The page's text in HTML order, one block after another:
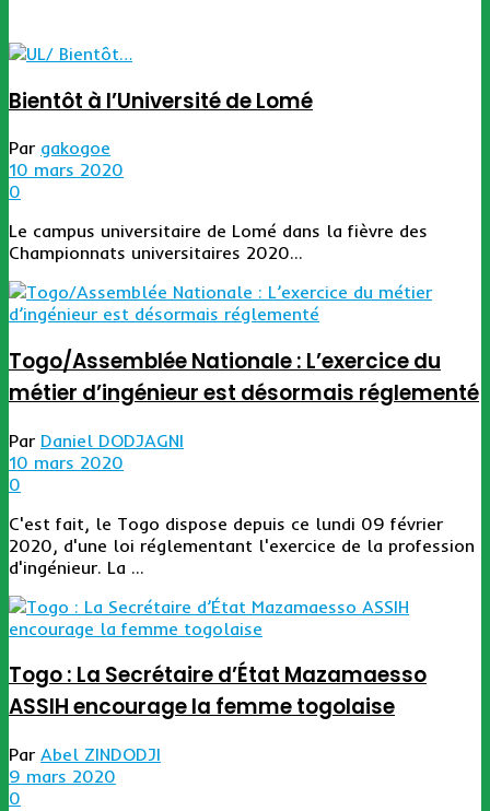
Bientôt à l’Université de Lomé
Par gakogoe
10 mars 2020
0
Le campus universitaire de Lomé dans la fièvre des
Championnats universitaires 2020...
Togo/Assemblée Nationale : L’exercice du
métier d’ingénieur est désormais réglementé
Par Daniel DODJAGNI
10 mars 2020
0
C'est fait, le Togo dispose depuis ce lundi 09 février
2020, d'une loi réglementant l'exercice de la profession
d'ingénieur. La ...
Togo : La Secrétaire d’État Mazamaesso
ASSIH encourage la femme togolaise
Par Abel ZINDODJI
9 mars 2020
0